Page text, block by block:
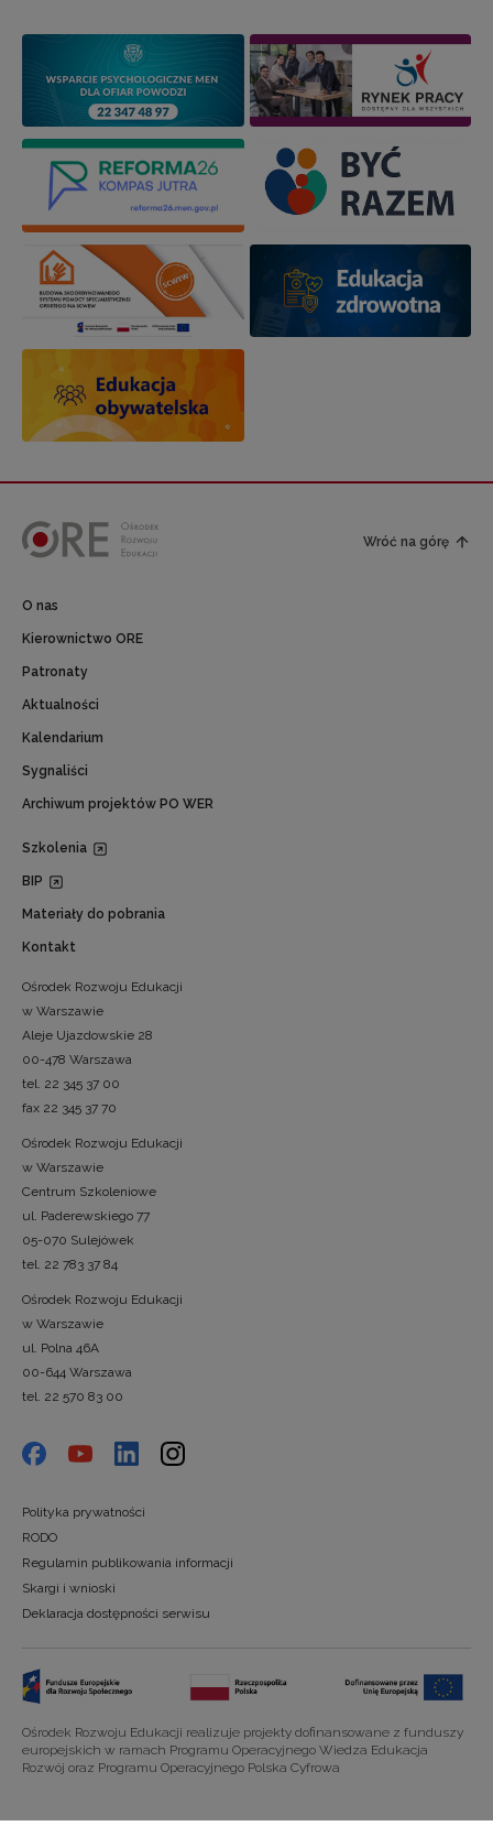
Wróć na górę
O nas
Kierownictwo ORE
Patronaty
Aktualności
Kalendarium
Sygnaliści
Archiwum projektów PO WER
Szkolenia
BIP
Materiały do pobrania
Kontakt
Ośrodek Rozwoju Edukacji
w Warszawie
Aleje Ujazdowskie 28
00-478 Warszawa
tel. 22 345 37 00
fax 22 345 37 70
Ośrodek Rozwoju Edukacji
w Warszawie
Centrum Szkoleniowe
ul. Paderewskiego 77
05-070 Sulejówek
tel. 22 783 37 84
Ośrodek Rozwoju Edukacji
w Warszawie
ul. Polna 46A
00-644 Warszawa
tel. 22 570 83 00
Polityka prywatności
RODO
Regulamin publikowania informacji
Skargi i wnioski
Deklaracja dostępności serwisu
Ośrodek Rozwoju Edukacji realizuje projekty dofinansowane z funduszy
europejskich w ramach Programu Operacyjnego Wiedza Edukacja
Rozwój oraz Programu Operacyjnego Polska Cyfrowa